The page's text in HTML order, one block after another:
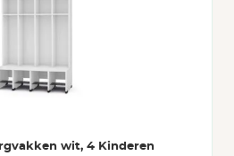
wit, 4 Kinderen